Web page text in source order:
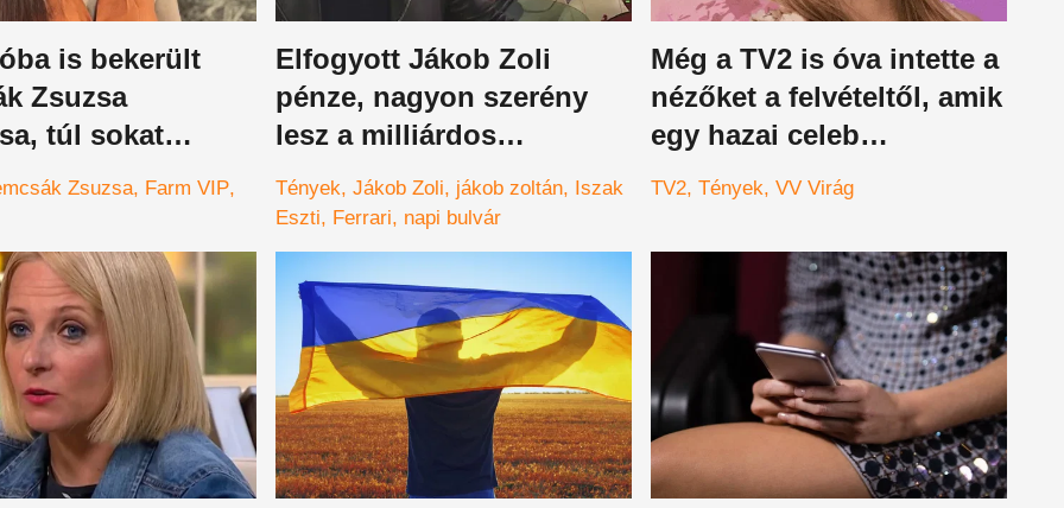
is bekerült
Zsuzsa
túl sokat
meg magából a
műsorvezetője
Zsuzsa Farm VIP
Elfogyott Jákob Zoli
pénze, nagyon szerény
lesz a milliárdos
karácsonya - Túl sokba
kerültek a lányok és a
luxusverdák?
Tények Jákob Zoli jákob zoltán Iszak
Eszti
Ferrari napi bulvár
Még a TV2 is óva intette a
nézőket a felvételtől, amik
egy hazai celeb
káromkodós kiborulását
mutatják be
TV2 Tények VV Virág